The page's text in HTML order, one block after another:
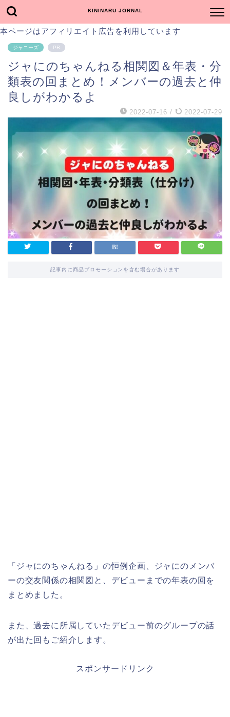
KININARU JORNAL
本ページはアフィリエイト広告を利用しています
ジャニーズ PR
ジャにのちゃんねる相関図＆年表・分
類表の回まとめ！メンバーの過去と仲
良しがわかるよ
2022-07-16 / 2022-07-29
記事内に商品プロモーションを含む場合があります
「ジャにのちゃんねる」の恒例企画、ジャにのメンバ
ーの交友関係の相関図と、デビューまでの年表の回を
まとめました。
また、過去に所属していたデビュー前のグループの話
が出た回もご紹介します。
スポンサードリンク